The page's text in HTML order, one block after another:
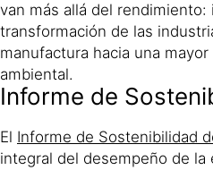
van más allá del rendimiento:
transformación de las
manufactura hacia una
ambiental.
Informe de
El Informe de Sostenibilidad
integral del desempeño de la